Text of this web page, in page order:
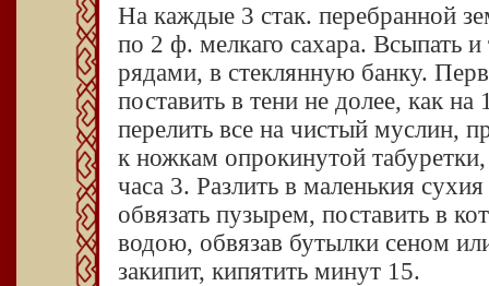
На каждые 3 стак. перебранной
по 2 ф. мелкаго сахара. Всыпать и
рядами, в стеклянную банку.
поставить в тени не долее, как на
перелить все на чистый муслин,
к ножкам опрокинутой табуретки,
часа 3. Разлить в маленькия
обвязать пузырем, поставить в
водою, обвязав бутылки сеном
закипит, кипятить минут 15.